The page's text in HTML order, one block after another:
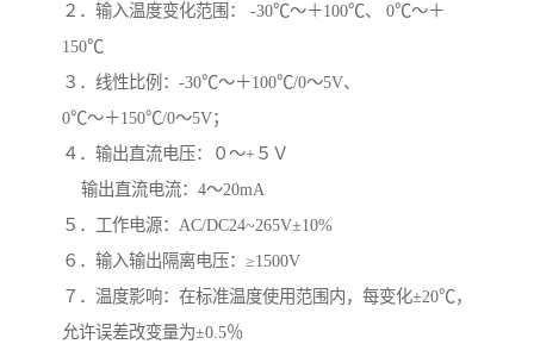
２．输入温度变化范围： -30℃～＋100℃、 0℃～＋
150℃
３．线性比例：-30℃～＋100℃/0～5V、
0℃～＋150℃/0～5V；
４．输出直流电压：０～+５Ｖ
输出直流电流：4～20mA
５．工作电源：AC/DC24~265V±10%
６．输入输出隔离电压：≥1500V
７．温度影响：在标准温度使用范围内，每变化±20℃，
允许误差改变量为±0.5％